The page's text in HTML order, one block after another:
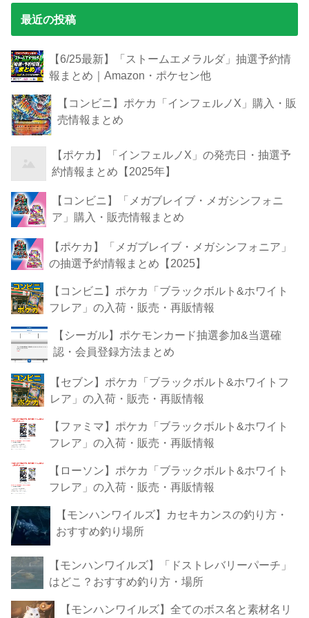
最近の投稿
【6/25最新】「ストームエメラルダ」抽選予約情
報まとめ｜Amazon・ポケセン他
【コンビニ】ポケカ「インフェルノX」購入・販
売情報まとめ
【ポケカ】「インフェルノX」の発売日・抽選予
約情報まとめ【2025年】
【コンビニ】「メガブレイブ・メガシンフォニ
ア」購入・販売情報まとめ
【ポケカ】「メガブレイブ・メガシンフォニア」
の抽選予約情報まとめ【2025】
【コンビニ】ポケカ「ブラックボルト&ホワイト
フレア」の入荷・販売・再販情報
【シーガル】ポケモンカード抽選参加&当選確
認・会員登録方法まとめ
【セブン】ポケカ「ブラックボルト&ホワイトフ
レア」の入荷・販売・再販情報
【ファミマ】ポケカ「ブラックボルト&ホワイト
フレア」の入荷・販売・再販情報
【ローソン】ポケカ「ブラックボルト&ホワイト
フレア」の入荷・販売・再販情報
【モンハンワイルズ】カセキカンスの釣り方・
おすすめ釣り場所
【モンハンワイルズ】「ドストレバリーパーチ」
はどこ？おすすめ釣り方・場所
【モンハンワイルズ】全てのボス名と素材名リ